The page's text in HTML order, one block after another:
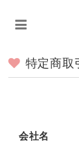
特定商取
会社名